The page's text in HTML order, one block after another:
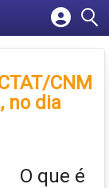
CNM
no dia
O que é